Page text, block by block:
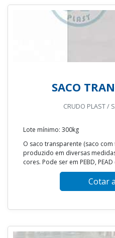
SACO
CRUDO PLAST /
Lote mínimo: 300kg
O saco transparente (saco
produzido em diversas
cores. Pode ser em PEBD,
Cotar